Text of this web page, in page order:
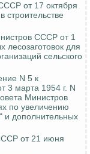
от 17 октября
СССР от 1
лесозаготовок для
сельского
N 5 к
3 марта 1954 г. N
Министров
по увеличению
и дополнительных
от 21 июня